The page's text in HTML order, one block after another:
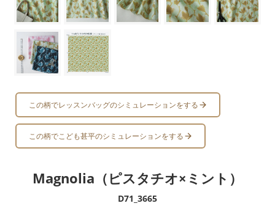
この柄でレッスンバッグのシミュレーションをする
この柄でこども甚平のシミュレーションをする
Magnolia（ピスタチオ×ミント）
D71_3665